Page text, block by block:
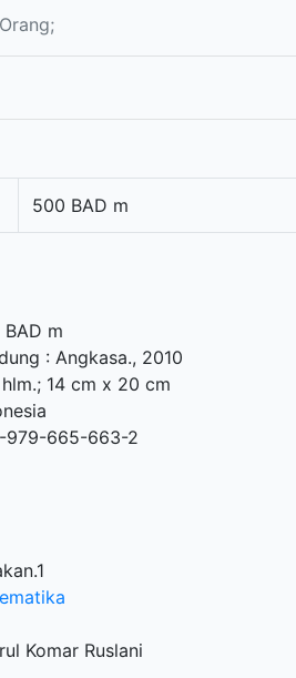
500 BAD m
m
: Angkasa., 2010
14 cm x 20 cm
979-665-663-2
Komar Ruslani